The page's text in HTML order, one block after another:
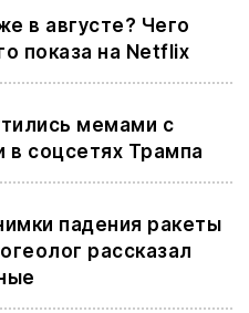
в августе? Чего
показа на Netflix
мемами с
в соцсетях Трампа
падения ракеты
рассказал